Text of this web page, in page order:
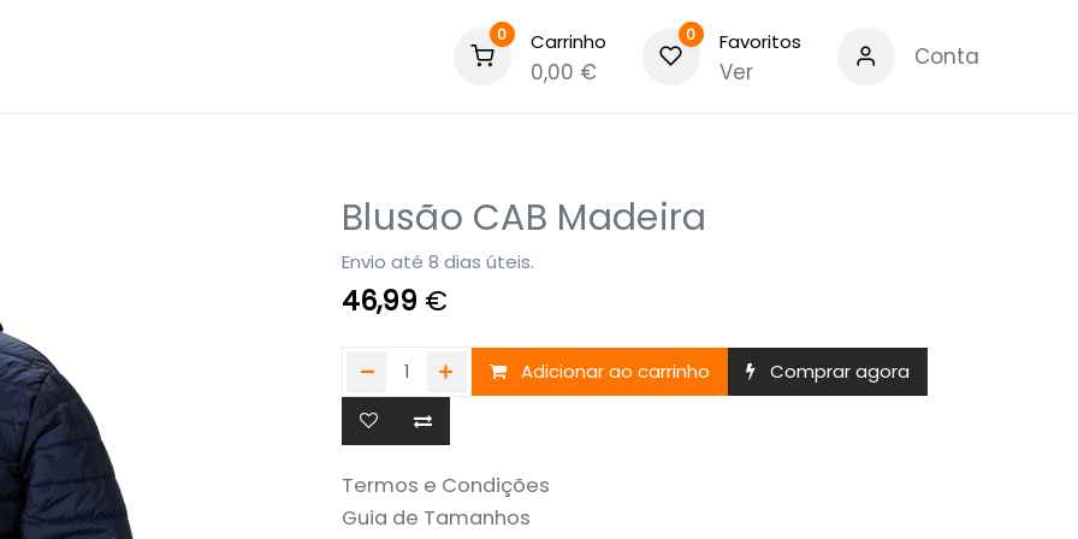
0 Carrinho
0,00 €
0 Favoritos
Ver
Conta
Blusão CAB Madeira
Envio até 8 dias úteis.
46,99 €
Adicionar ao carrinho Comprar agora
Termos e Condições
Guia de Tamanhos